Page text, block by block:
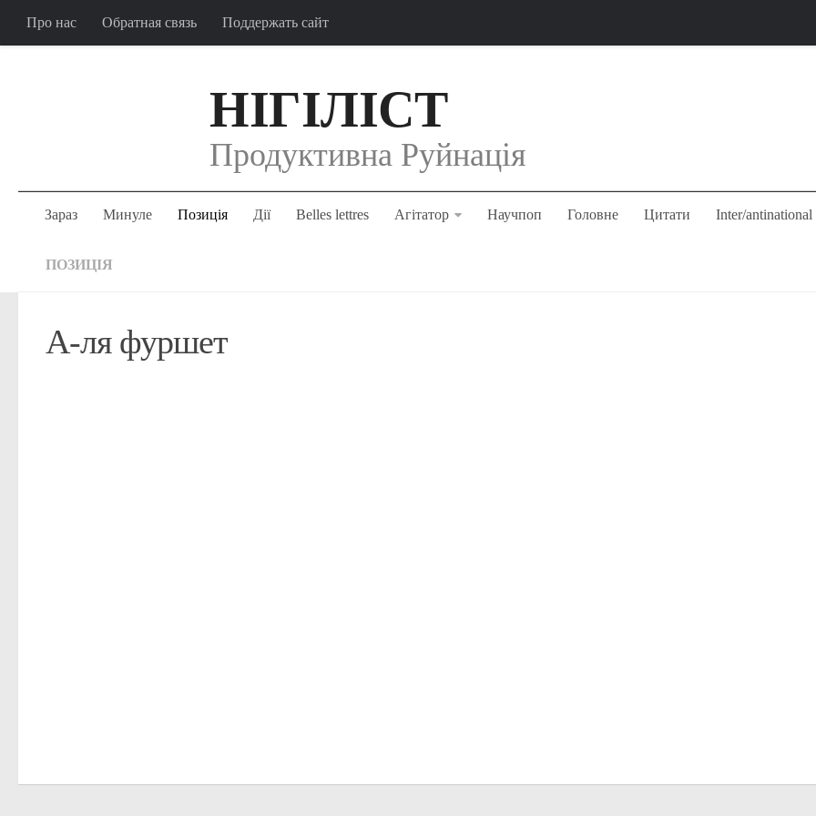
Про нас Обратная связь Поддержать сайт
НІГІЛІСТ
Продуктивна Руйнація
Зараз Минуле Позиція Дії Belles lettres Агітатор Научпоп Головне Цитати Inter/antinational
ПОЗИЦІЯ
А-ля фуршет